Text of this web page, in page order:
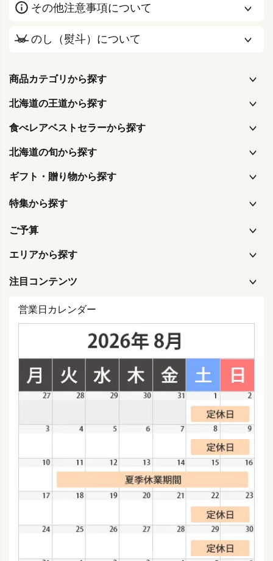
その他注意事項について
のし（熨斗）について
商品カテゴリから探す
北海道の王道から探す
食べレアベストセラーから探す
北海道の旬から探す
ギフト・贈り物から探す
特集から探す
ご予算
エリアから探す
注目コンテンツ
営業日カレンダー